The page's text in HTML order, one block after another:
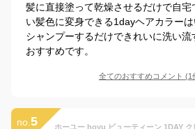
髪に直接塗って乾燥させるだけで自宅
い髪色に変身できる1dayヘアカラーは
シャンプーするだけできれいに洗い
おすすめです。
全てのおすすめコメント (1
no. 5